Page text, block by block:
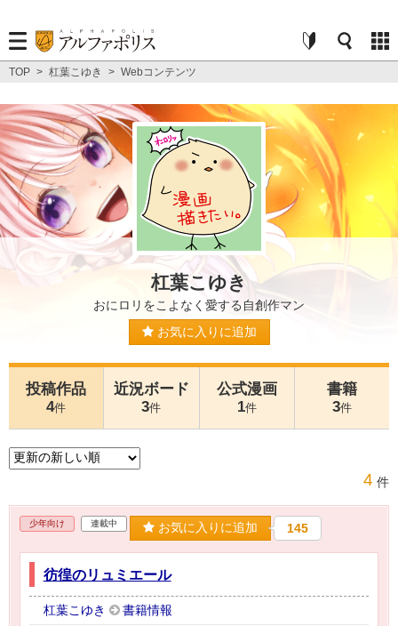
TOP > 杠葉こゆき > Webコンテンツ
杠葉こゆき
おにロリをこよなく愛する自創作マン
お気に入りに追加
投稿作品
4件
近況ボード
3件
公式漫画
1件
書籍
3件
4 件
少年向け 連載中 お気に入りに追加 145
彷徨のリュミエール
杠葉こゆき 書籍情報